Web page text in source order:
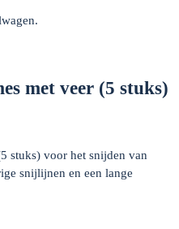
met veer (5 stuks)
stuks) voor het snijden van
snijlijnen en een lange